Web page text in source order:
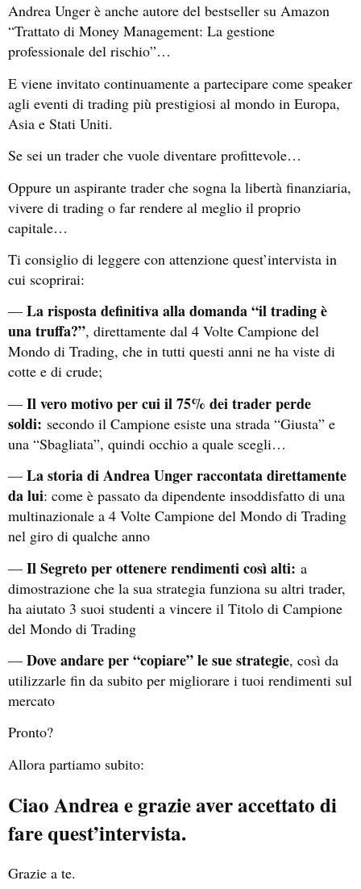
Andrea Unger è anche autore del bestseller su Amazon
“Trattato di Money Management: La gestione
professionale del rischio”…
E viene invitato continuamente a partecipare come speaker
agli eventi di trading più prestigiosi al mondo in Europa,
Asia e Stati Uniti.
Se sei un trader che vuole diventare profittevole…
Oppure un aspirante trader che sogna la libertà finanziaria,
vivere di trading o far rendere al meglio il proprio
capitale…
Ti consiglio di leggere con attenzione quest’intervista in
cui scoprirai:
— La risposta definitiva alla domanda “il trading è
una truffa?”, direttamente dal 4 Volte Campione del
Mondo di Trading, che in tutti questi anni ne ha viste di
cotte e di crude;
— Il vero motivo per cui il 75% dei trader perde
soldi: secondo il Campione esiste una strada “Giusta” e
una “Sbagliata”, quindi occhio a quale scegli…
— La storia di Andrea Unger raccontata direttamente
da lui: come è passato da dipendente insoddisfatto di una
multinazionale a 4 Volte Campione del Mondo di Trading
nel giro di qualche anno
— Il Segreto per ottenere rendimenti così alti: a
dimostrazione che la sua strategia funziona su altri trader,
ha aiutato 3 suoi studenti a vincere il Titolo di Campione
del Mondo di Trading
— Dove andare per “copiare” le sue strategie, così da
utilizzarle fin da subito per migliorare i tuoi rendimenti sul
mercato
Pronto?
Allora partiamo subito:
Ciao Andrea e grazie aver accettato di
fare quest’intervista.
Grazie a te.